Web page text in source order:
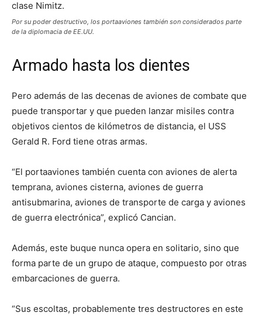
Por su poder destructivo, los portaaviones también son considerados parte
de la diplomacia de EE.UU.
Armado hasta los dientes
Pero además de las decenas de aviones de combate que
puede transportar y que pueden lanzar misiles contra
objetivos cientos de kilómetros de distancia, el USS
Gerald R. Ford tiene otras armas.
“El portaaviones también cuenta con aviones de alerta
temprana, aviones cisterna, aviones de guerra
antisubmarina, aviones de transporte de carga y aviones
de guerra electrónica”, explicó Cancian.
Además, este buque nunca opera en solitario, sino que
forma parte de un grupo de ataque, compuesto por otras
embarcaciones de guerra.
“Sus escoltas, probablemente tres destructores en este